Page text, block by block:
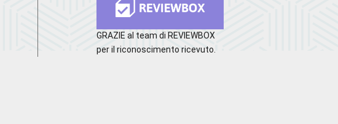
GRAZIE al team di REVIEWBOX
per il riconoscimento ricevuto.